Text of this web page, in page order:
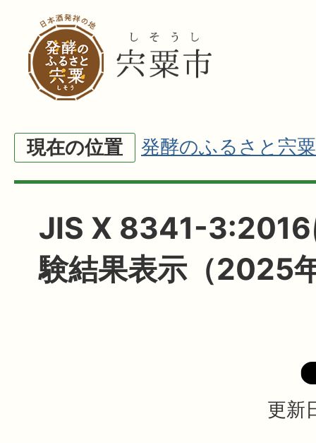
現在の位置 発酵のふるさと宍粟
JIS X 8341-3:2016
験結果表示（2025
更新